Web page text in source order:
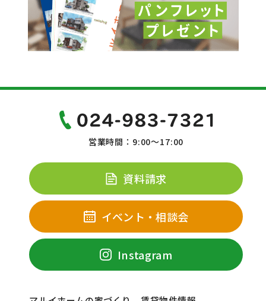
営業時間：9:00～17:00
資料請求
イベント・相談会
Instagram